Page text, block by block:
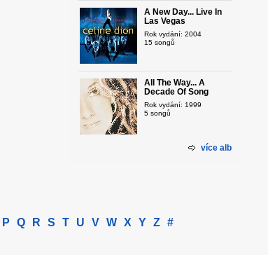
A New Day... Live In
Las Vegas
Rok vydání: 2004
15 songů
All The Way... A
Decade Of Song
Rok vydání: 1999
5 songů
více alb
P Q R S T U V W X Y Z #